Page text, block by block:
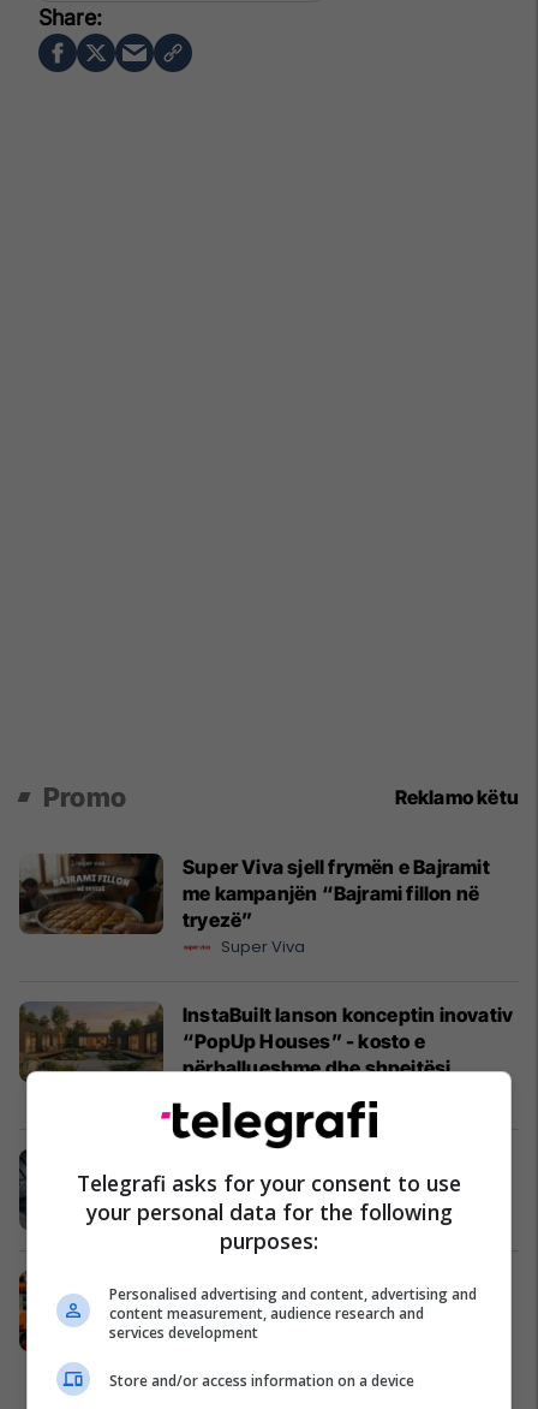
Promo Reklamo këtu
Super Viva sjell frymën e Bajramit
me kampanjën “Bajrami fillon në
tryezë”
Super Viva
InstaBuilt lanson konceptin inovativ
“PopUp Houses” - kosto e
përballueshme dhe shpejtësi
profesionalizëm
Porsche Prishtina
Siguria nga zjarri kërkon planifikim
dhe standarde profesionale
Albkos Safety
Telegrafi asks for your consent to use
your personal data for the following
purposes:
Personalised advertising and content, advertising and
content measurement, audience research and
services development
Store and/or access information on a device